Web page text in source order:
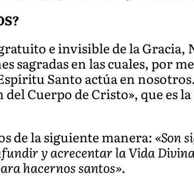
e invisible de la Gracia,
sagradas en las cuales, por
Santo actúa en
Cuerpo de Cristo», que es
de la siguiente manera: «Son
y acrecentar la Vida
hacernos santos».